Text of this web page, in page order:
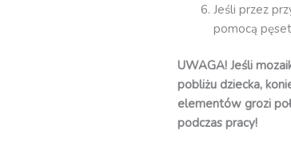
Jeśli przez
pomocą
UWAGA! Jeśli
pobliżu dziecka,
elementów grozi
podczas pracy!